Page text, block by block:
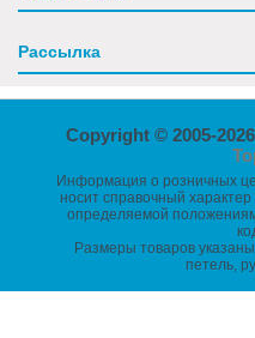
Рассылка
Copyright © 2005-2026
Информация о розничных
носит справочный
определяемой
Размеры товаров
петель,